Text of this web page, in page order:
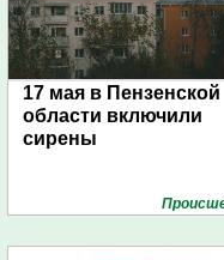
17 мая в Пензенской
области включили
сирены